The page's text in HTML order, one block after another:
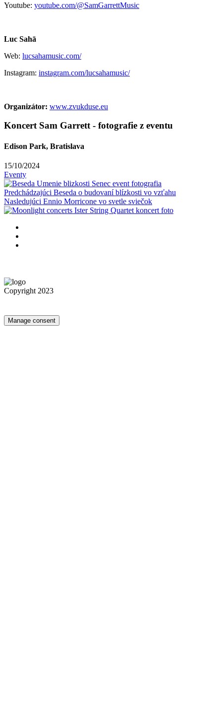
Youtube: youtube.com/@SamGarrettMusic
Luc Sahā
Web: lucsahamusic.com/
Instagram: instagram.com/lucsahamusic/
Organizátor: www.zvukduse.eu
Koncert Sam Garrett - fotografie z eventu
Edison Park, Bratislava
15/10/2024
Eventy
Predchádzajúci Beseda o budovaní blízkosti vo vzťahu
Nasledujúci Ennio Morricone vo svetle sviečok
Copyright 2023
Manage consent